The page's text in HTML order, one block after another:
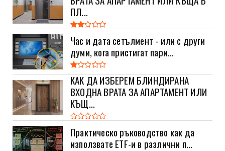
ПЛ...
Час и дата сетълмент - или с други
думи, кога пристигат пари...
КАК ДА ИЗБЕРЕМ БЛИНДИРАНА
ВХОДНА ВРАТА ЗА АПАРТАМЕНТ ИЛИ
КЪЩ...
Практическо ръководство как да
използвате ETF-и в различни п...